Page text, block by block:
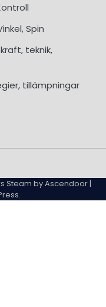
Spin
teknik,
tillämpningar
Steam byAscendoor|
.